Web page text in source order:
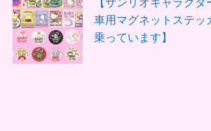
車用マグネットステッ
乗っています】